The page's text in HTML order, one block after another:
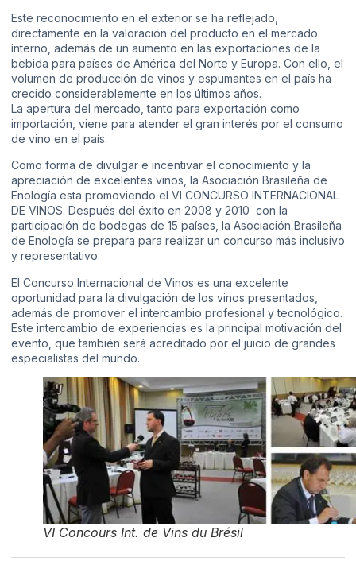
Este reconocimiento en el exterior se ha reflejado,
directamente en la valoración del producto en el mercado
interno, además de un aumento en las exportaciones de la
bebida para países de América del Norte y Europa. Con ello, el
volumen de producción de vinos y espumantes en el país ha
crecido considerablemente en los últimos años.
La apertura del mercado, tanto para exportación como
importación, viene para atender el gran interés por el consumo
de vino en el país.
Como forma de divulgar e incentivar el conocimiento y la
apreciación de excelentes vinos, la Asociación Brasileña de
Enología esta promoviendo el VI CONCURSO INTERNACIONAL
DE VINOS. Después del éxito en 2008 y 2010 con la
participación de bodegas de 15 países, la Asociación Brasileña
de Enología se prepara para realizar un concurso más inclusivo
y representativo.
El Concurso Internacional de Vinos es una excelente
oportunidad para la divulgación de los vinos presentados,
además de promover el intercambio profesional y tecnológico.
Este intercambio de experiencias es la principal motivación del
evento, que también será acreditado por el juicio de grandes
especialistas del mundo.
VI Concours Int. de Vins du Brésil